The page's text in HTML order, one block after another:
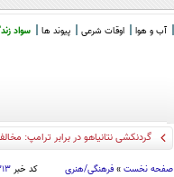
آب و هوا اوقات شرعی پیوند ها سواد
گردنکشی نتانیاهو در برابر ترامپ:
صفحه نخست » فرهنگی/هنری کد خبر